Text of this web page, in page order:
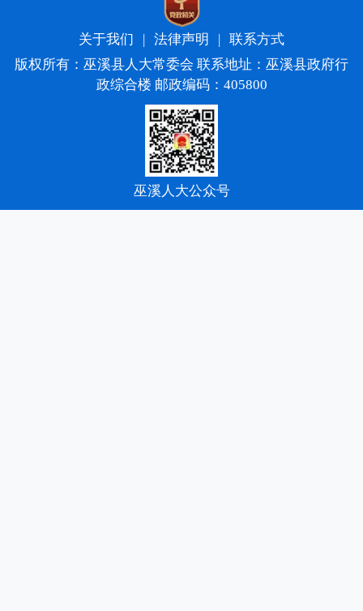
关于我们 | 法律声明 | 联系方式
版权所有：巫溪县人大常委会 联系地址：巫溪县政府行
政综合楼 邮政编码：405800
巫溪人大公众号